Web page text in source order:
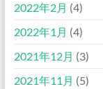
2022年2月 (4)
2022年1月 (4)
2021年12月 (3)
2021年11月 (5)